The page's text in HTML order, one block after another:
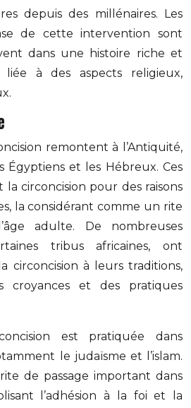
depuis des millénaires. Les
de cette intervention sont
dans une histoire riche et
liée à des aspects religieux,
remontent à l’Antiquité,
Égyptiens et les Hébreux. Ces
circoncision pour des raisons
la considérant comme un rite
adulte. De nombreuses
tribus africaines, ont
circoncision à leurs traditions,
croyances et des pratiques
est pratiquée dans
le judaïsme et l’islam.
de passage important dans
l’adhésion à la foi et la